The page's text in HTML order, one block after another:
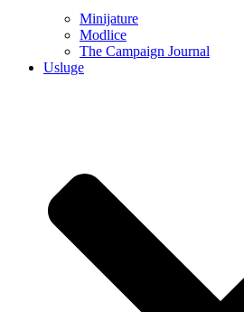
Minijature
Modlice
The Campaign Journal
Usluge